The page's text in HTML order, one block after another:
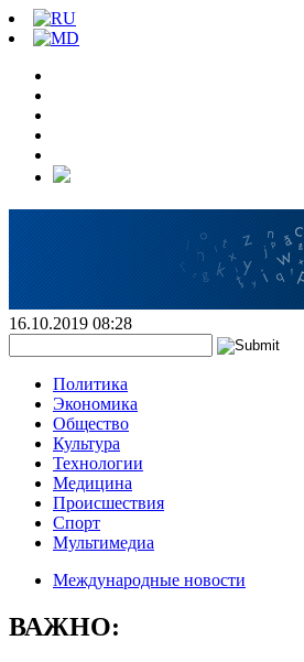
16.10.2019 08:28
Политика
Экономика
Общество
Культура
Технологии
Медицина
Происшествия
Спорт
Мультимедиа
Международные новости
ВАЖНО: